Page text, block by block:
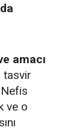
amacı
tasvir
ve o